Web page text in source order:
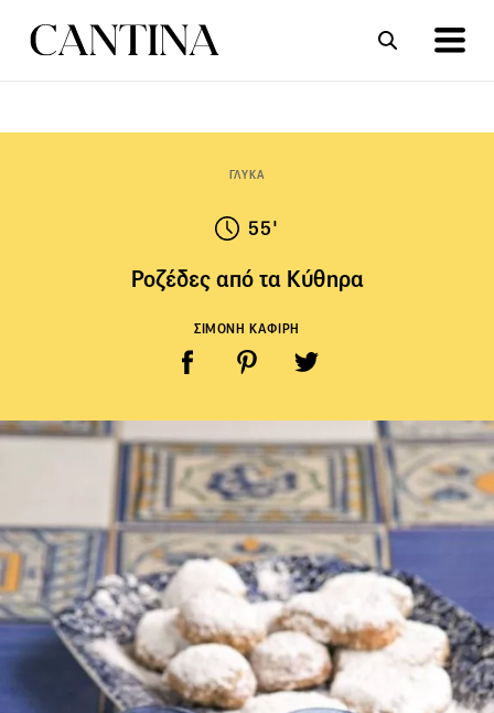
ΓΛΥΚΑ
55'
Ροζέδες από τα Κύθηρα
ΣΙΜΟΝΗ ΚΑΦΙΡΗ